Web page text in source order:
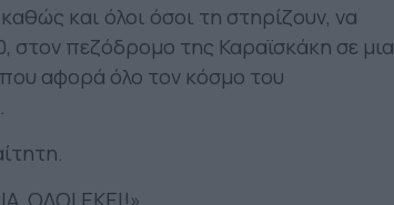
και όλοι όσοι τη στηρίζουν, να
στον πεζόδρομο της Καραϊσκάκη σε μια
αφορά όλο τον κόσμο του
ΟΛΟΙ ΕΚΕΙ!»